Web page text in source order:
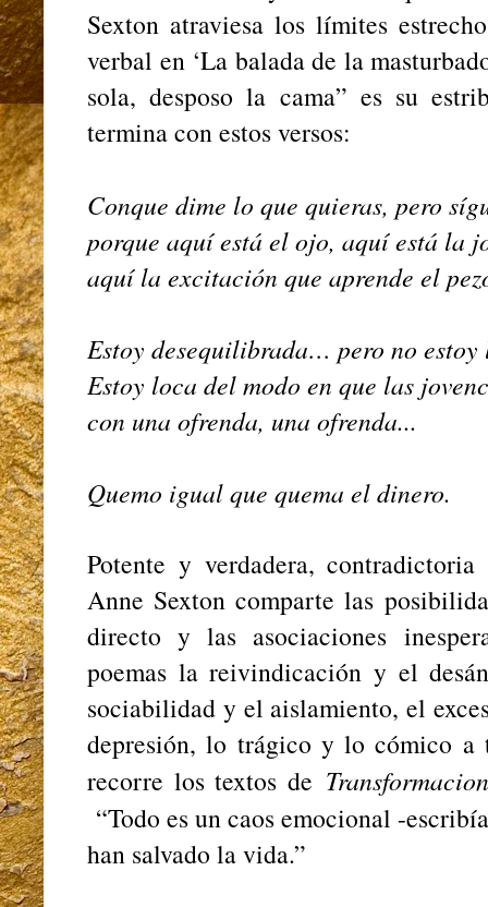
Sexton atraviesa los límites
verbal en ‘La balada de la
sola, desposo la cama” es su
termina con estos versos:
Conque dime lo que quieras, pero
porque aquí está el ojo, aquí está la
aquí la excitación que aprende el
Estoy desequilibrada… pero no
Estoy loca del modo en que las
con una ofrenda, una ofrenda...
Quemo igual que quema el dinero.
Potente y verdadera,
Anne Sexton comparte las
directo y las asociaciones
poemas la reivindicación y el
sociabilidad y el aislamiento, el
depresión, lo trágico y lo cómico a
recorre los textos de
“Todo es un caos emocional -
han salvado la vida.”